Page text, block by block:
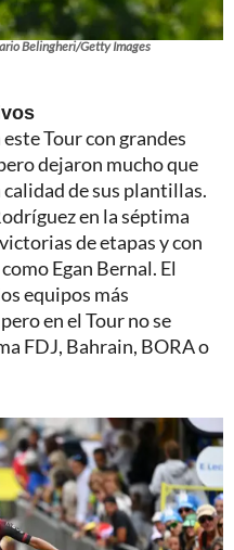
Belingheri/Getty Images
Tour con grandes
dejaron mucho que
de sus plantillas.
en la séptima
de etapas y con
Egan Bernal. El
equipos más
en el Tour no se
FDJ, Bahrain, BORA o